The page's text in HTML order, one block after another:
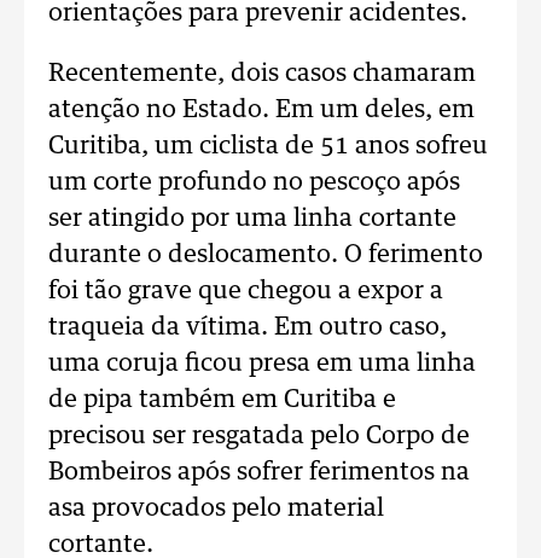
orientações para prevenir acidentes.
Recentemente, dois casos chamaram
atenção no Estado. Em um deles, em
Curitiba, um ciclista de 51 anos sofreu
um corte profundo no pescoço após
ser atingido por uma linha cortante
durante o deslocamento. O ferimento
foi tão grave que chegou a expor a
traqueia da vítima. Em outro caso,
uma coruja ficou presa em uma linha
de pipa também em Curitiba e
precisou ser resgatada pelo Corpo de
Bombeiros após sofrer ferimentos na
asa provocados pelo material
cortante.